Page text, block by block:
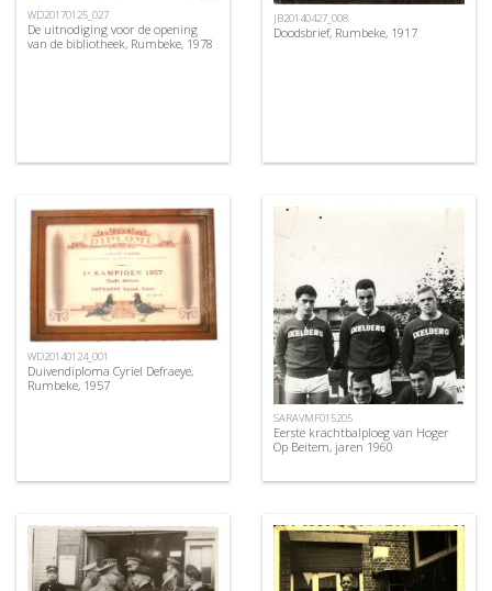
WD20170125_027
De uitnodiging voor de opening
van de bibliotheek, Rumbeke, 1978
JB20140427_008
Doodsbrief, Rumbeke, 1917
WD20140124_001
Duivendiploma Cyriel Defraeye,
Rumbeke, 1957
SARAVMF015205
Eerste krachtbalploeg van Hoger
Op Beitem, jaren 1960